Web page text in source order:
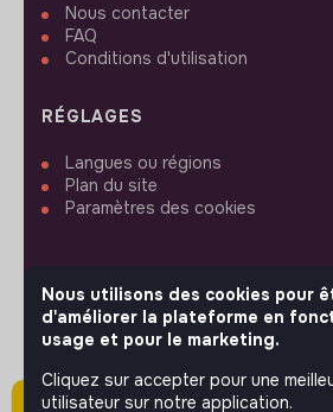
Nous contacter
FAQ
Conditions d'utilisation
RÉGLAGES
Langues ou régions
Plan du site
Paramètres des cookies
SUIVEZ-NOUS
Nous utilisons des cookies pour
d'améliorer la plateforme en
usage et pour le marketing.
Cliquez sur accepter pour une
utilisateur sur notre application.